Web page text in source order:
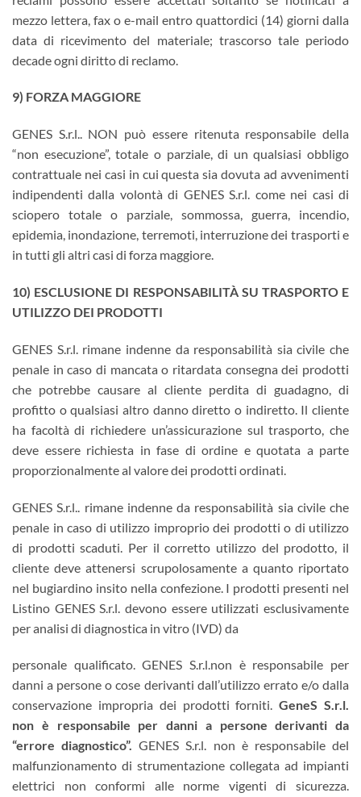
mezzo lettera, fax o e-mail entro quattordici (14) giorni dalla
data di ricevimento del materiale; trascorso tale periodo
decade ogni diritto di reclamo.
9) FORZA MAGGIORE
GENES S.r.l.. NON può essere ritenuta responsabile della
“non esecuzione”, totale o parziale, di un qualsiasi obbligo
contrattuale nei casi in cui questa sia dovuta ad avvenimenti
indipendenti dalla volontà di GENES S.r.l. come nei casi di
sciopero totale o parziale, sommossa, guerra, incendio,
epidemia, inondazione, terremoti, interruzione dei trasporti e
in tutti gli altri casi di forza maggiore.
10) ESCLUSIONE DI RESPONSABILITÀ SU TRASPORTO E
UTILIZZO DEI PRODOTTI
GENES S.r.l. rimane indenne da responsabilità sia civile che
penale in caso di mancata o ritardata consegna dei prodotti
che potrebbe causare al cliente perdita di guadagno, di
profitto o qualsiasi altro danno diretto o indiretto. Il cliente
ha facoltà di richiedere un’assicurazione sul trasporto, che
deve essere richiesta in fase di ordine e quotata a parte
proporzionalmente al valore dei prodotti ordinati.
GENES S.r.l.. rimane indenne da responsabilità sia civile che
penale in caso di utilizzo improprio dei prodotti o di utilizzo
di prodotti scaduti. Per il corretto utilizzo del prodotto, il
cliente deve attenersi scrupolosamente a quanto riportato
nel bugiardino insito nella confezione. I prodotti presenti nel
Listino GENES S.r.l. devono essere utilizzati esclusivamente
per analisi di diagnostica in vitro (IVD) da
personale qualificato. GENES S.r.l.non è responsabile per
danni a persone o cose derivanti dall’utilizzo errato e/o dalla
conservazione impropria dei prodotti forniti.GeneS S.r.l.
non è responsabile per danni a persone derivanti da
“errore diagnostico”.GENES S.r.l. non è responsabile del
malfunzionamento di strumentazione collegata ad impianti
elettrici non conformi alle norme vigenti di sicurezza.